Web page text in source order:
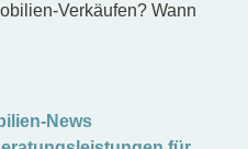
Verkäufen? Wann
News